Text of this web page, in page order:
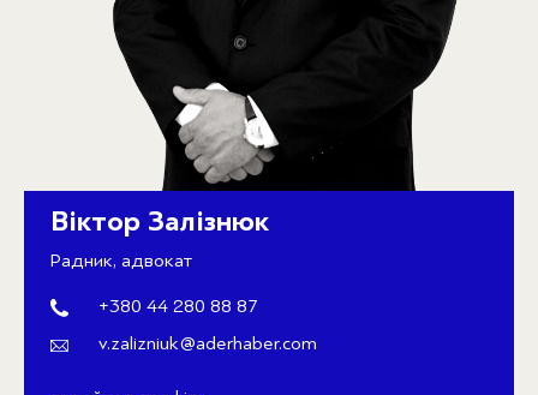
Віктор Залізнюк
Радник, адвокат
+380 44 280 88 87
v.zalizniuk@aderhaber.com